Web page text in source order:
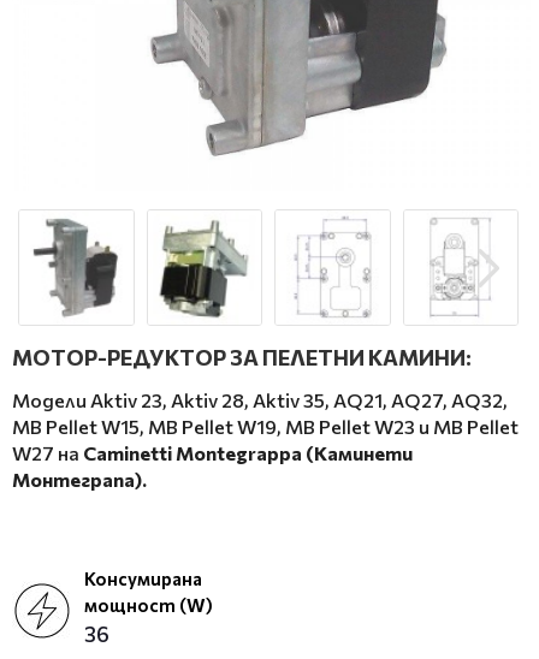
МОТОР-РЕДУКТОР ЗА ПЕЛЕТНИ КАМИНИ:
Модели Aktiv 23, Aktiv 28, Aktiv 35, AQ21, AQ27, AQ32,
MB Pellet W15, MB Pellet W19, MB Pellet W23 и MB Pellet
W27 на Caminetti Montegrappa (Каминети
Монтеграпа).
Консумирана
мощност (W)
36